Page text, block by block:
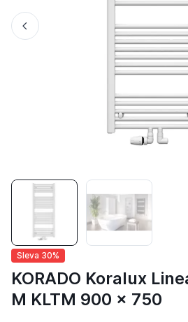
Sleva 30%
KORADO Koralux
M KLTM 900 x 750